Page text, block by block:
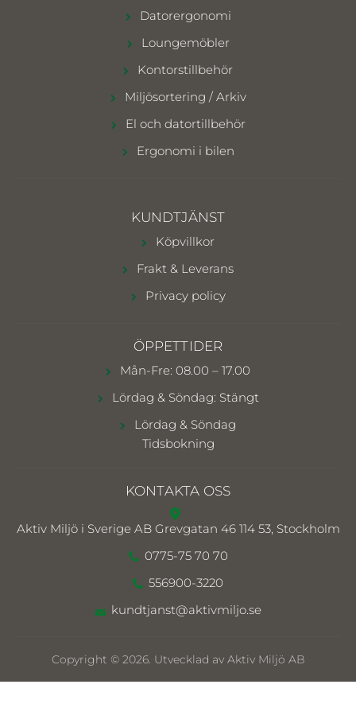
Datorergonomi
Loungemöbler
Kontorstillbehör
Miljösortering / Arkiv
El och datortillbehör
Ergonomi i bilen
KUNDTJÄNST
Köpvillkor
Frakt & Leverans
Privacy policy
ÖPPETTIDER
Mån-Fre: 08.00 – 17.00
Lördag & Söndag: Stängt
Lördag & Söndag
Tidsbokning
KONTAKTA OSS
Aktiv Miljö i Sverige AB Grevgatan 46 114 53, Stockholm
0775-75 70 70
556900-3220
kundtjanst@aktivmiljo.se
Copyright © 2026. Utvecklad av Aktiv Miljö AB